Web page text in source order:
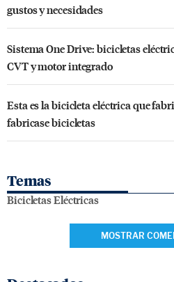
gustos y necesidades
Sistema One Drive: bicicletas
CVT y motor integrado
Esta es la bicicleta eléctrica que
fabricase bicicletas
Temas
Bicicletas Eléctricas
MOSTRAR